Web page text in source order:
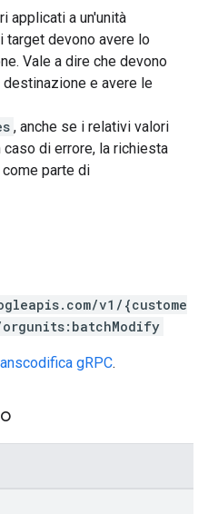
applicati a un'unità
target devono avere lo
Vale a dire che devono
e avere le
, anche se i relativi valori
di errore, la richiesta
parte di
v1/{custome
gRPC.